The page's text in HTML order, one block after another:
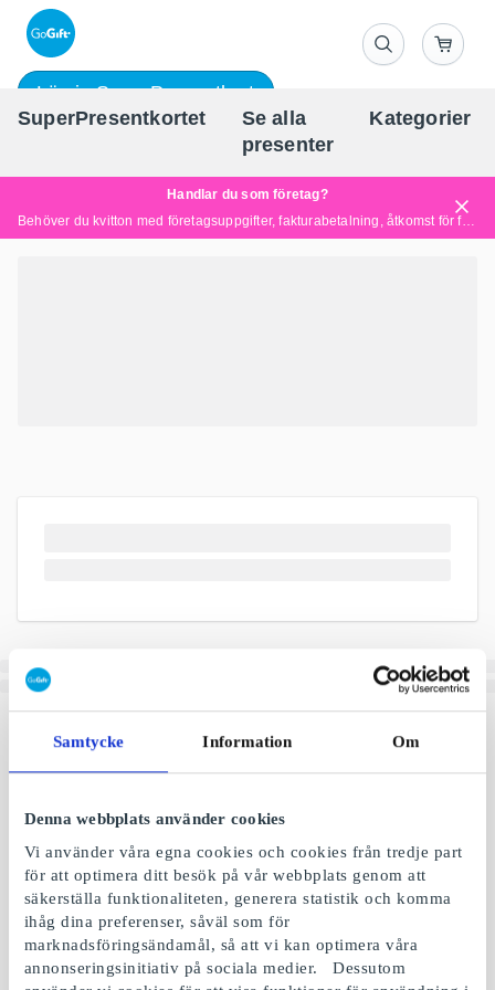
Samtycke Information Om
Denna webbplats använder cookies
Vi använder våra egna cookies och cookies från tredje part
för att optimera ditt besök på vår webbplats genom att
säkerställa funktionaliteten, generera statistik och komma
ihåg dina preferenser, såväl som för
marknadsföringsändamål, så att vi kan optimera våra
annonseringsinitiativ på sociala medier. Dessutom
Lös in SuperPresentkort
SuperPresentkortet
Se alla
presenter
Kategorier
Handlar du som företag?
Behöver du kvitton med företagsuppgifter, fakturabetalning, åtkomst för flera användare eller skräddarsydda lösningar?